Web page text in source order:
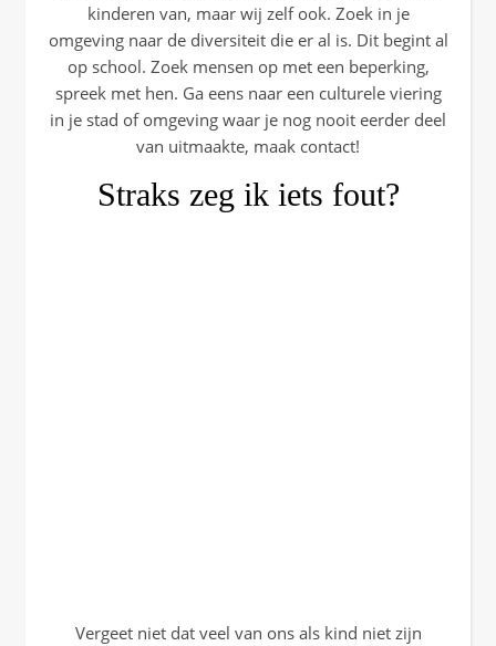
kinderen van, maar wij zelf ook. Zoek in je
omgeving naar de diversiteit die er al is. Dit begint al
op school. Zoek mensen op met een beperking,
spreek met hen. Ga eens naar een culturele viering
in je stad of omgeving waar je nog nooit eerder deel
van uitmaakte, maak contact!
Straks zeg ik iets fout?
Vergeet niet dat veel van ons als kind niet zijn